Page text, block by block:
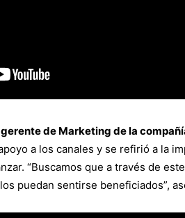
de Marketing de la
a los canales y se refirió a la
“Buscamos que a través de
puedan sentirse beneficiados”,